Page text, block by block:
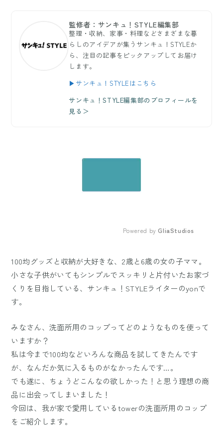
監修者：サンキュ！STYLE編集部
整理・収納、家事・料理などさまざまな暮
らしのアイデアが集うサンキュ！STYLEか
ら、注目の記事をピックアップしてお届け
します。
▶サンキュ！STYLEはこちら
サンキュ！STYLE編集部のプロフィールを
見る＞
Powered by GliaStudios
100均グッズと収納が大好きな、2歳と6歳の女の子ママ。
小さな子供がいてもシンプルでスッキリと片付いたお家づ
くりを目指している、サンキュ！STYLEライターのyonで
す。
みなさん、洗面所用のコップってどのようなものを使って
いますか？
私は今まで100均などいろんな商品を試してきたんです
が、なんだか気に入るものがなかったんです…。
でも遂に、ちょうどこんなの欲しかった！と思う理想の商
品に出会ってしまいました！
今回は、我が家で愛用しているtowerの洗面所用のコップ
をご紹介します。